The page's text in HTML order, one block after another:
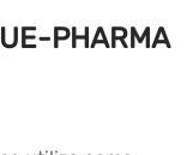
PHARMA